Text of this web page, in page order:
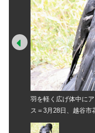
羽を軽く広げ体中に
ス＝3月28日、越谷市
Prev